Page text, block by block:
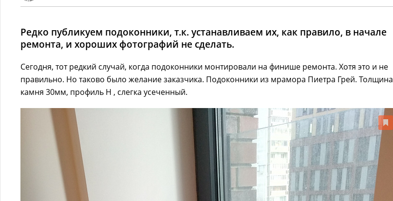
Редко публикуем подоконники, т.к. устанавливаем их, как правило, в начале
ремонта, и хороших фотографий не сделать.
Сегодня, тот редкий случай, когда подоконники монтировали на финише ремонта. Хотя это и не
правильно. Но таково было желание заказчика. Подоконники из мрамора Пиетра Грей. Толщина
камня 30мм, профиль Н , слегка усеченный.